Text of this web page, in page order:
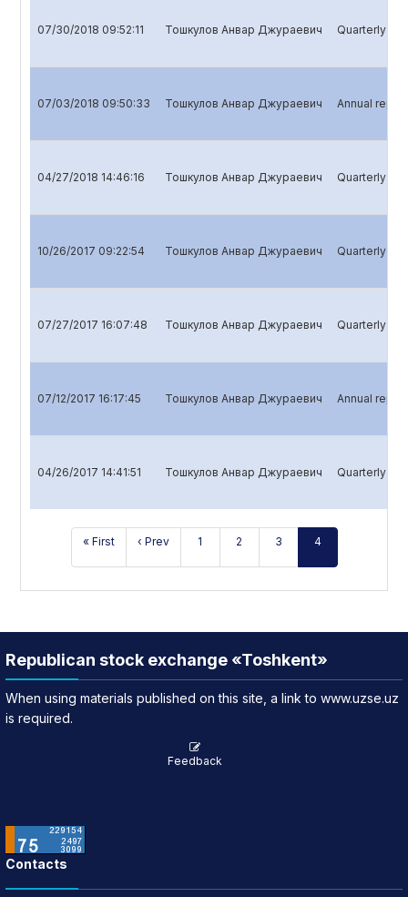
07/30/2018 09:52:11 Тошкулов Анвар Джураевич Quarterly
07/03/2018 09:50:33 Тошкулов Анвар Джураевич Annual
04/27/2018 14:46:16 Тошкулов Анвар Джураевич Quarterly
10/26/2017 09:22:54 Тошкулов Анвар Джураевич Quarterly
07/27/2017 16:07:48 Тошкулов Анвар Джураевич Quarterly
07/12/2017 16:17:45 Тошкулов Анвар Джураевич Annual
04/26/2017 14:41:51 Тошкулов Анвар Джураевич Quarterly
« First ‹ Prev 1 2 3 4
Republican stock exchange «Toshkent»
When using materials published on this site, a link to www.uzse.uz
is required.
Feedback
Contacts